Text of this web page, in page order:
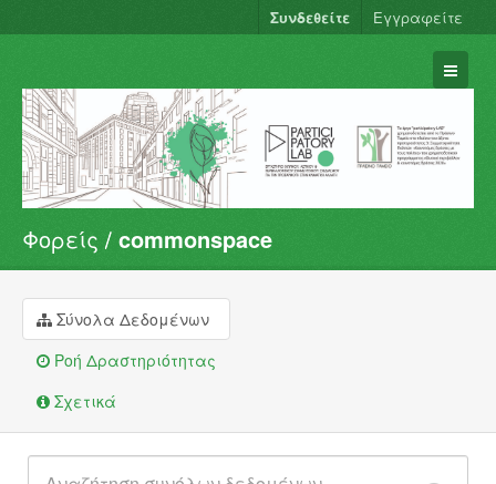
Συνδεθείτε Εγγραφείτε
Σύνολα Δεδομένων
Φορείς
Ομάδες
Σχετικά
Φορείς commonspace
Σύνολα Δεδομένων
Ροή Δραστηριότητας
Σχετικά